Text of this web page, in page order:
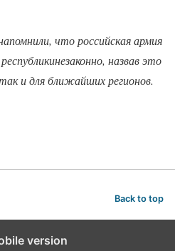
что российская армия
назвав это
и для ближайших регионов.
Back to top
version